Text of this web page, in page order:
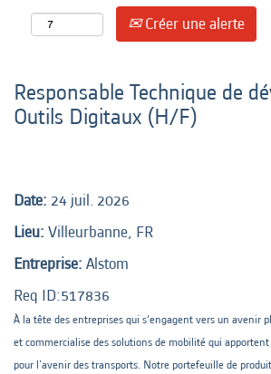
Créer une alerte
Responsable Technique de
Outils Digitaux (H/F)
Date: 24 juil. 2026
Lieu: Villeurbanne, FR
Entreprise: Alstom
Req ID:517836
À la tête des entreprises qui s’engagent vers un avenir
et commercialise des solutions de mobilité qui
pour l'avenir des transports. Notre portefeuille de